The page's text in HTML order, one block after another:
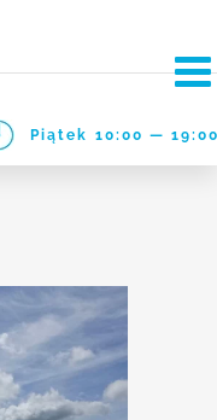
Piątek 10:00 —